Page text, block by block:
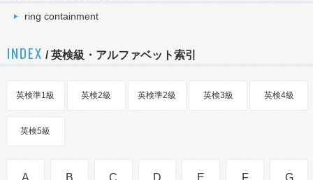
ring containment
INDEX / 英検級・アルファベット索引
英検準1級 英検2級 英検準2級 英検3級 英検4級
英検5級